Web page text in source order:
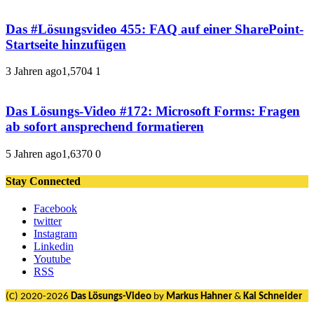
Das #Lösungsvideo 455: FAQ auf einer SharePoint-
Startseite hinzufügen
3 Jahren ago1,5704 1
Das Lösungs-Video #172: Microsoft Forms: Fragen
ab sofort ansprechend formatieren
5 Jahren ago1,6370 0
Stay Connected
Facebook
twitter
Instagram
Linkedin
Youtube
RSS
(C) 2020-2026 Das Lösungs-Video by Markus Hahner & Kai Schneider